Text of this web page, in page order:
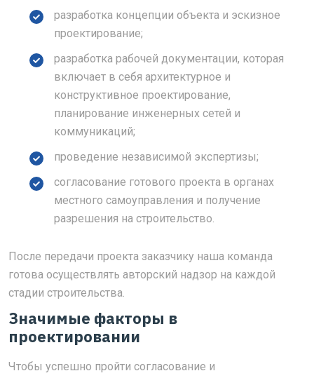
разработка концепции объекта и эскизное
проектирование;
разработка рабочей документации, которая
включает в себя архитектурное и
конструктивное проектирование,
планирование инженерных сетей и
коммуникаций;
проведение независимой экспертизы;
согласование готового проекта в органах
местного самоуправления и получение
разрешения на строительство.
После передачи проекта заказчику наша команда
готова осуществлять авторский надзор на каждой
стадии строительства.
Значимые факторы в
проектировании
Чтобы успешно пройти согласование и